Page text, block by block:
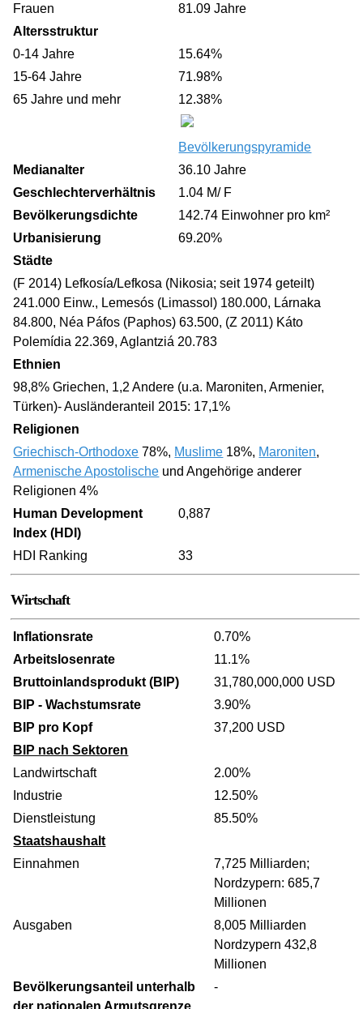
Frauen
81.09 Jahre
Altersstruktur
0-14 Jahre
15.64%
15-64 Jahre
71.98%
65 Jahre und mehr
12.38%
Bevölkerungspyramide
Medianalter
36.10 Jahre
Geschlechterverhältnis
1.04 M/ F
Bevölkerungsdichte
142.74 Einwohner pro km²
Urbanisierung
69.20%
Städte
(F 2014) Lefkosía/Lefkosa (Nikosia; seit 1974 geteilt)
241.000 Einw., Lemesós (Limassol) 180.000, Lárnaka
84.800, Néa Páfos (Paphos) 63.500, (Z 2011) Káto
Polemídia 22.369, Aglantziá 20.783
Ethnien
98,8% Griechen, 1,2 Andere (u.a. Maroniten, Armenier,
Türken)- Ausländeranteil 2015: 17,1%
Religionen
Griechisch-Orthodoxe 78%, Muslime 18%, Maroniten,
Armenische Apostolische und Angehörige anderer
Religionen 4%
Human Development
Index (HDI)
0,887
HDI Ranking 33
Wirtschaft
Inflationsrate
0.70%
Arbeitslosenrate
11.1%
Bruttoinlandsprodukt (BIP)
31,780,000,000 USD
BIP - Wachstumsrate
3.90%
BIP pro Kopf
37,200 USD
BIP nach Sektoren
Landwirtschaft
2.00%
Industrie
12.50%
Dienstleistung
85.50%
Staatshaushalt
Einnahmen
7,725 Milliarden;
Nordzypern: 685,7
Millionen
Ausgaben
8,005 Milliarden
Nordzypern 432,8
Millionen
Bevölkerungsanteil unterhalb
der nationalen Armutsgrenze
-